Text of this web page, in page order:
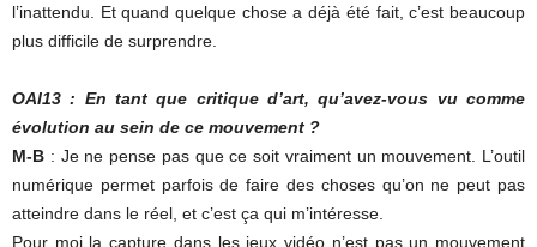
l’inattendu. Et quand quelque chose a déjà été fait, c’est beaucoup
plus difficile de surprendre.
OAI13 : En tant que critique d’art, qu’avez-vous vu comme
évolution au sein de ce mouvement ?
M-B : Je ne pense pas que ce soit vraiment un mouvement. L’outil
numérique permet parfois de faire des choses qu’on ne peut pas
atteindre dans le réel, et c’est ça qui m’intéresse.
Pour moi la capture dans les jeux vidéo n’est pas un mouvement